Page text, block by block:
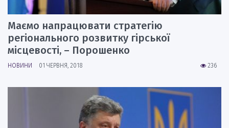
Маємо напрацювати стратегію
регіонального розвитку гірської
місцевості, – Порошенко
236
НОВИНИ 01 ЧЕРВНЯ, 2018